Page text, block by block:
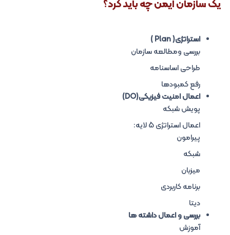
یک سازمان ایمن چه باید کرد؟
استراتژی( Plan )
بررسی ومطالعه سازمان
طراحی اساسنامه
رفع کمبودها
اعمال امنیت فیزیکی(DO)
پویش شبکه
اعمال استراتژی 5 لایه:
پیرامون
شبکه
میزبان
برنامه کاربردی
دیتا
بررسی و اعمال داشته ها
آموزش